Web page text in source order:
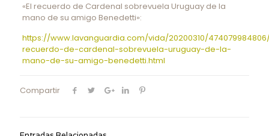
«El recuerdo de Cardenal sobrevuela Uruguay de la
mano de su amigo Benedetti»:
https://www.lavanguardia.com/vida/20200310/
recuerdo-de-cardenal-sobrevuela-uruguay-de-la-
mano-de-su-amigo-benedetti.html
Compartir